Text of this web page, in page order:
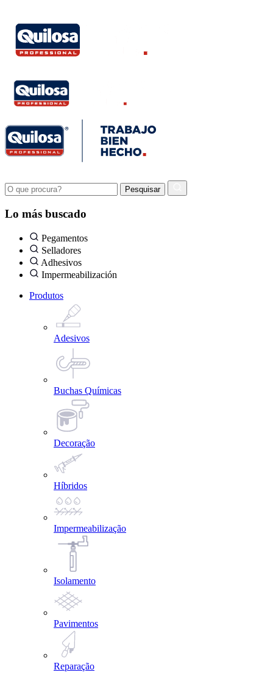
Lo más buscado
Pegamentos
Selladores
Adhesivos
Impermeabilización
Produtos
Adesivos
Buchas Químicas
Decoração
Híbridos
Impermeabilização
Isolamento
Pavimentos
Reparação